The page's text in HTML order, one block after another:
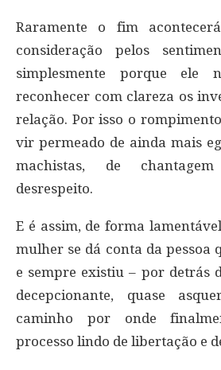
Raramente o fim
consideração pelos
simplesmente porque ele
reconhecer com clareza os
relação. Por isso o
vir permeado de ainda mais
machistas, de
desrespeito.
E é assim, de forma
mulher se dá conta da pessoa
e sempre existiu – por detrás
decepcionante, quase
caminho por onde
processo lindo de libertação e